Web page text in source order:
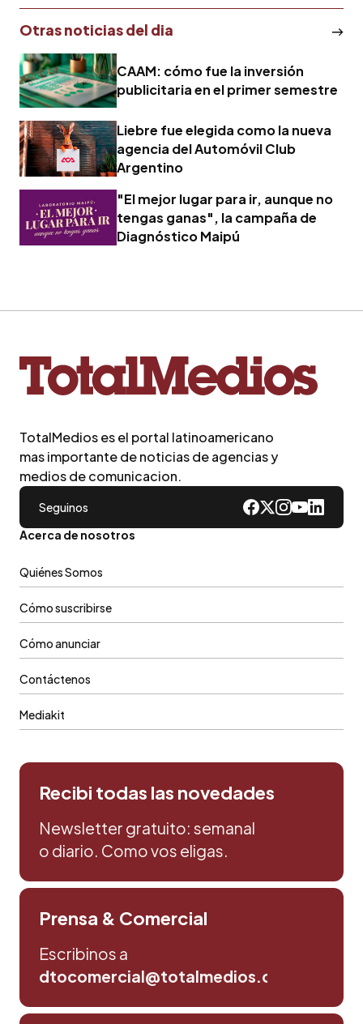
Otras noticias del dia
CAAM: cómo fue la inversión
publicitaria en el primer semestre
Liebre fue elegida como la nueva
agencia del Automóvil Club
Argentino
"El mejor lugar para ir, aunque no
tengas ganas", la campaña de
Diagnóstico Maipú
TotalMedios es el portal latinoamericano
mas importante de noticias de agencias y
medios de comunicacion.
Seguinos
Acerca de nosotros
Quiénes Somos
Cómo suscribirse
Cómo anunciar
Contáctenos
Mediakit
Recibi todas las novedades
Newsletter gratuito: semanal
o diario. Como vos eligas.
Prensa & Comercial
Escribinos a
dtocomercial@totalmedios.com